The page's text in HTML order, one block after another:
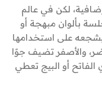
لكن في عالم
بألوان مبهجة أو
على استخدامها
والأصفر تضيف جوًا
الفاتح أو البيج تعطي